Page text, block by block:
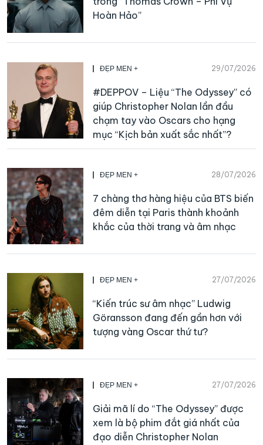
Hoàn Hảo”
ĐẸP MEN + 29/07/2026
#DEPPOV – Liệu “The Odyssey” có
giúp Christopher Nolan lần đầu
chạm tay vào Oscars cho hạng
mục “Kịch bản xuất sắc nhất”?
ĐẸP MEN + 28/07/2026
7 chàng thơ hàng hiệu của BTS biến
đêm diễn tại Paris thành khoảnh
khắc của thời trang và âm nhạc
ĐẸP MEN + 27/07/2026
“Kiến trúc sư âm nhạc” Ludwig
Göransson đang đến gần hơn với
tượng vàng Oscar thứ tư?
ĐẸP MEN + 27/07/2026
Giải mã lí do “The Odyssey” được
xem là bộ phim đắt giá nhất của
đạo diễn Christopher Nolan